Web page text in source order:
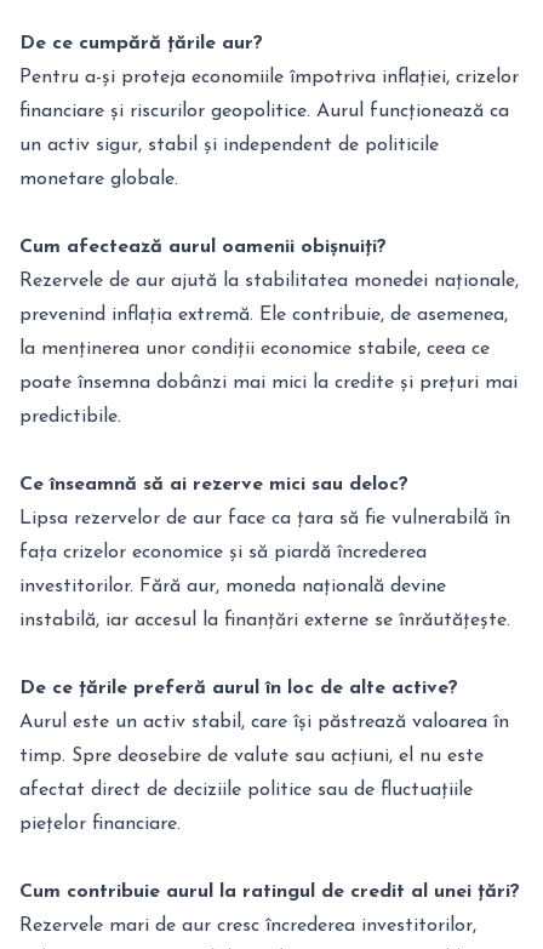
De ce cumpără țările aur?
Pentru a-și proteja economiile împotriva inflației, crizelor
financiare și riscurilor geopolitice. Aurul funcționează ca
un activ sigur, stabil și independent de politicile
monetare globale.
Cum afectează aurul oamenii obișnuiți?
Rezervele de aur ajută la stabilitatea monedei naționale,
prevenind inflația extremă. Ele contribuie, de asemenea,
la menținerea unor condiții economice stabile, ceea ce
poate însemna dobânzi mai mici la credite și prețuri mai
predictibile.
Ce înseamnă să ai rezerve mici sau deloc?
Lipsa rezervelor de aur face ca țara să fie vulnerabilă în
fața crizelor economice și să piardă încrederea
investitorilor. Fără aur, moneda națională devine
instabilă, iar accesul la finanțări externe se înrăutățește.
De ce țările preferă aurul în loc de alte active?
Aurul este un activ stabil, care își păstrează valoarea în
timp. Spre deosebire de valute sau acțiuni, el nu este
afectat direct de deciziile politice sau de fluctuațiile
piețelor financiare.
Cum contribuie aurul la ratingul de credit al unei țări?
Rezervele mari de aur cresc încrederea investitorilor,